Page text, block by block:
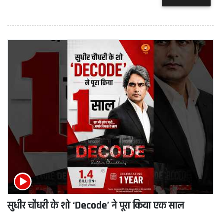
सुधीर चौधरी के शो ‘Decode’ ने पूरा किया एक साल